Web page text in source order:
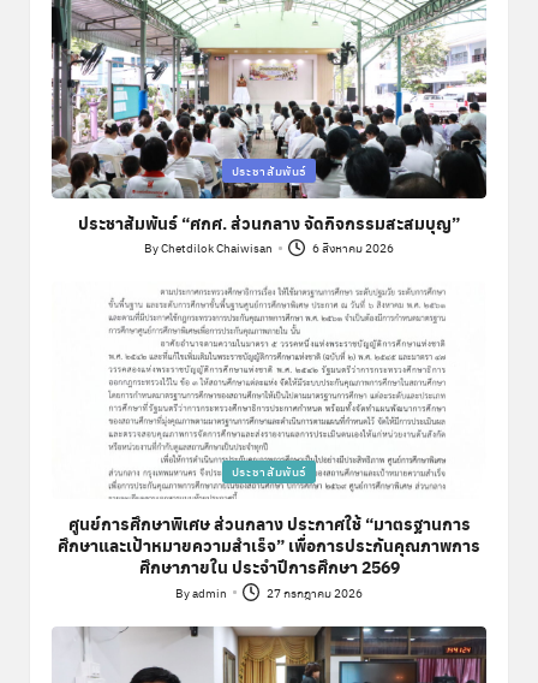
Posted
in
ประชาสัมพันธ์
ประชาสัมพันธ์ “ศกศ. ส่วนกลาง จัดกิจกรรมสะสมบุญ”
Posted
ByChetdilok Chaiwisan 6 สิงหาคม 2026
Posted
ประชาสัมพันธ์
ศูนย์การศึกษาพิเศษ ส่วนกลาง ประกาศใช้ “มาตรฐานการ
ศึกษาและเป้าหมายความสำเร็จ” เพื่อการประกันคุณภาพการ
ศึกษาภายใน ประจำปีการศึกษา 2569
Posted
by
Byadmin 27 กรกฎาคม 2026